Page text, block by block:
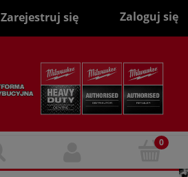
Zarejestruj się Zaloguj się